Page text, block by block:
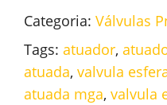
Categoria: Válvulas
Tags: atuador,
atuada, valvula
atuada mga, valvula